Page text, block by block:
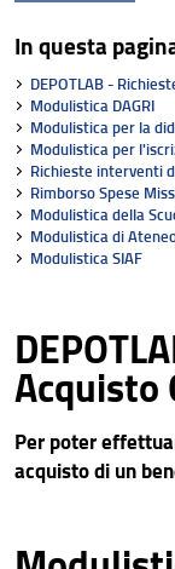
In questa
DEPOTLAB -
Modulistica DAGRI
Modulistica per la
Modulistica per
Richieste interventi
Rimborso Spese
Modulistica della
Modulistica di
Modulistica SIAF
Acquisto
Per poter
acquisto di un
Visione
Assicurazione
Organizzazione
Persone
Struttura e sedi
Bandi di gara e
Sostenibilità
Area riservata